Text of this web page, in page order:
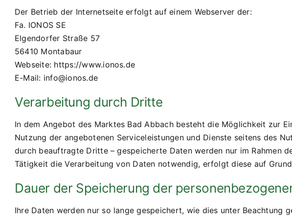
Der Betrieb der Internetseite erfolgt auf einem Webserver der:
Fa. IONOS SE
Elgendorfer Straße 57
56410 Montabaur
Webseite: https://www.ionos.de
E-Mail: info@ionos.de
Verarbeitung durch Dritte
In dem Angebot des Marktes Bad Abbach besteht die Möglichkeit zur
Nutzung der angebotenen Serviceleistungen und Dienste seitens des
durch beauftragte Dritte – gespeicherte Daten werden nur im Rahmen
Tätigkeit die Verarbeitung von Daten notwendig, erfolgt diese auf
Dauer der Speicherung der
Ihre Daten werden nur so lange gespeichert, wie dies unter